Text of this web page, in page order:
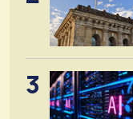
3